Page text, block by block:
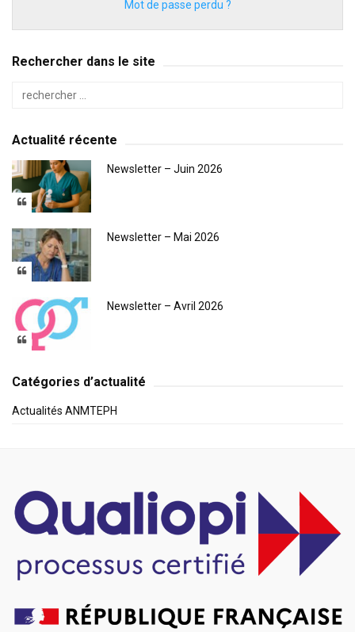
Mot de passe perdu ?
Rechercher dans le site
Actualité récente
Newsletter – Juin 2026
Newsletter – Mai 2026
Newsletter – Avril 2026
Catégories d’actualité
Actualités ANMTEPH